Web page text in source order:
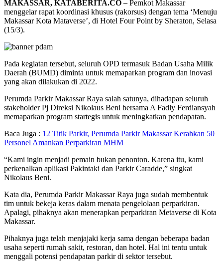
MAKASSAR, KATABERITA.CO –Pemkot Makassar
menggelar rapat koordinasi khusus (rakorsus) dengan tema ‘Menuju
Makassar Kota Mataverse’, di Hotel Four Point by Sheraton, Selasa
(15/3).
Pada kegiatan tersebut, seluruh OPD termasuk Badan Usaha Milik
Daerah (BUMD) diminta untuk memaparkan program dan inovasi
yang akan dilakukan di 2022.
Perumda Parkir Makassar Raya salah satunya, dihadapan seluruh
stakeholder Pj Direksi Nikolaus Beni bersama A Fadly Ferdiansyah
memaparkan program startegis untuk meningkatkan pendapatan.
Baca Juga : 12 Titik Parkir, Perumda Parkir Makassar Kerahkan 50
Personel Amankan Perparkiran MHM
“Kami ingin menjadi pemain bukan penonton. Karena itu, kami
perkenalkan aplikasi Pakintaki dan Parkir Caradde,” singkat
Nikolaus Beni.
Kata dia, Perumda Parkir Makassar Raya juga sudah membentuk
tim untuk bekeja keras dalam menata pengelolaan perparkiran.
Apalagi, pihaknya akan menerapkan perparkiran Metaverse di Kota
Makassar.
Pihaknya juga telah menjajaki kerja sama dengan beberapa badan
usaha seperti rumah sakit, restoran, dan hotel. Hal ini tentu untuk
menggali potensi pendapatan parkir di sektor tersebut.